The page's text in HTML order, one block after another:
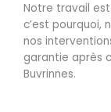
Notre travail
c’est pourquoi,
nos
garantie après
Buvrinnes.